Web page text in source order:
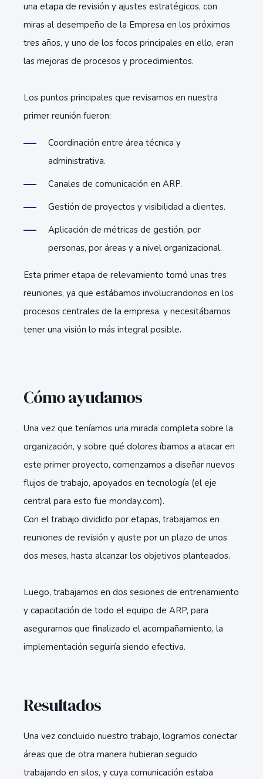
una etapa de revisión y ajustes estratégicos, con
miras al desempeño de la Empresa en los próximos
tres años, y uno de los focos principales en ello, eran
las mejoras de procesos y procedimientos.
Los puntos principales que revisamos en nuestra
primer reunión fueron:
Coordinación entre área técnica y
administrativa.
Canales de comunicación en ARP.
Gestión de proyectos y visibilidad a clientes.
Aplicación de métricas de gestión, por
personas, por áreas y a nivel organizacional.
Esta primer etapa de relevamiento tomó unas tres
reuniones, ya que estábamos involucrandonos en los
procesos centrales de la empresa, y necesitábamos
tener una visión lo más integral posible.
Cómo ayudamos
Una vez que teníamos una mirada completa sobre la
organización, y sobre qué dolores íbamos a atacar en
este primer proyecto, comenzamos a diseñar nuevos
flujos de trabajo, apoyados en tecnología (el eje
central para esto fue monday.com).
Con el trabajo dividido por etapas, trabajamos en
reuniones de revisión y ajuste por un plazo de unos
dos meses, hasta alcanzar los objetivos planteados.
Luego, trabajamos en dos sesiones de entrenamiento
y capacitación de todo el equipo de ARP, para
asegurarnos que finalizado el acompañamiento, la
implementación seguiría siendo efectiva.
Resultados
Una vez concluido nuestro trabajo, logramos conectar
áreas que de otra manera hubieran seguido
trabajando en silos, y cuya comunicación estaba